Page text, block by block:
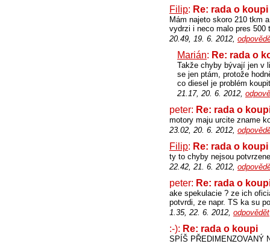
Filip: Re: rada o koupi
Mám najeto skoro 210 tkm
vydrzi i neco malo pres 500
20.49, 19. 6. 2012,
Marián: Re: rada o
Takže chyby bývají jen v
se jen ptám, protože
co diesel je problém
21.17, 20. 6. 2012,
peter: Re: rada o
motory maju urcite zname
23.02, 20. 6. 2012,
Filip: Re: rada o koupi
ty to chyby nejsou
22.42, 21. 6. 2012,
peter: Re: rada o
ake spekulacie ? ze ich
potvrdi, ze napr. TS ka su
1.35, 22. 6. 2012, odpovědět
:-): Re: rada o koupi
SPÍŠ PŘEDIMENZOVANÝ